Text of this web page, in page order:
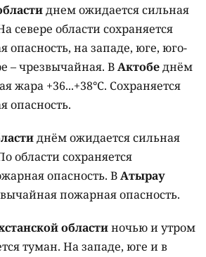
днем ожидается сильная
севере области сохраняется
опасность, на западе, юге, юго-
– чрезвычайная. ВАктобеднём
жара +36...+38°C. Сохраняется
опасность.
днём ожидается сильная
области сохраняется
опасность. ВАтырау
пожарная опасность.
областиночью и утром
туман. На западе, юге и в